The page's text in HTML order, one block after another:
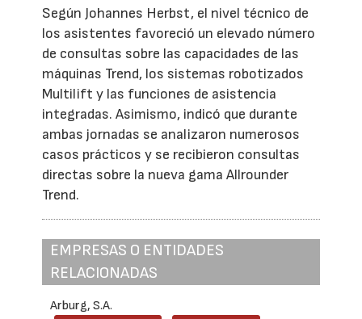
Según Johannes Herbst, el nivel técnico de
los asistentes favoreció un elevado número
de consultas sobre las capacidades de las
máquinas Trend, los sistemas robotizados
Multilift y las funciones de asistencia
integradas. Asimismo, indicó que durante
ambas jornadas se analizaron numerosos
casos prácticos y se recibieron consultas
directas sobre la nueva gama Allrounder
Trend.
EMPRESAS O ENTIDADES
RELACIONADAS
Arburg, S.A.